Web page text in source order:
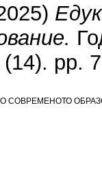
pp.
СОВРЕМЕНОТО